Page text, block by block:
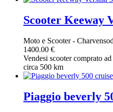
Scooter Keeway
Moto e Scooter-
1400.00 €
Vendesi scooter comprato
circa 500 km
Piaggio beverly